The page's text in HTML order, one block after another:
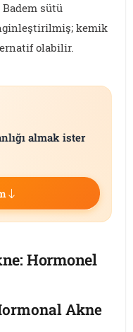
sütü
kemik
olabilir.
almak ister
Hormonel
Akne